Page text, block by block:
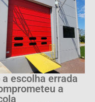
escolha errada
a